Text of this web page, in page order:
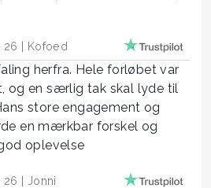
26 | Kofoed
herfra. Hele forløbet var
og en særlig tak skal lyde til
store engagement og
en mærkbar forskel og
oplevelse
26 | Jonni